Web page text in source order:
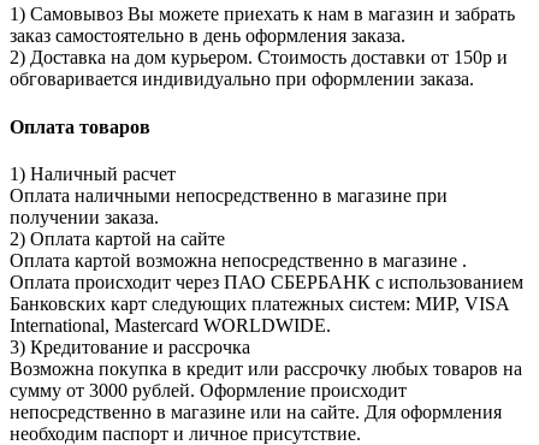
1) Самовывоз Вы можете приехать к нам в магазин и забрать
заказ самостоятельно в день оформления заказа.
2) Доставка на дом курьером. Стоимость доставки от 150р и
обговаривается индивидуально при оформлении заказа.
Оплата товаров
1) Наличный расчет
Оплата наличными непосредственно в магазине при
получении заказа.
2) Оплата картой на сайте
Оплата картой возможна непосредственно в магазине .
Оплата происходит через ПАО СБЕРБАНК с использованием
Банковских карт следующих платежных систем: МИР, VISA
International, Mastercard WORLDWIDE.
3) Кредитование и рассрочка
Возможна покупка в кредит или рассрочку любых товаров на
сумму от 3000 рублей. Оформление происходит
непосредственно в магазине или на сайте. Для оформления
необходим паспорт и личное присутствие.